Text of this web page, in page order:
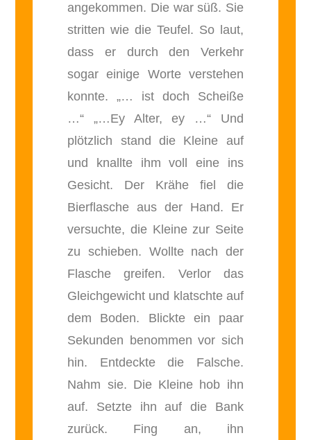
angekommen. Die war süß. Sie
stritten wie die Teufel. So laut,
dass er durch den Verkehr
sogar einige Worte verstehen
konnte. „… ist doch Scheiße
…“ „…Ey Alter, ey …“ Und
plötzlich stand die Kleine auf
und knallte ihm voll eine ins
Gesicht. Der Krähe fiel die
Bierflasche aus der Hand. Er
versuchte, die Kleine zur Seite
zu schieben. Wollte nach der
Flasche greifen. Verlor das
Gleichgewicht und klatschte auf
dem Boden. Blickte ein paar
Sekunden benommen vor sich
hin. Entdeckte die Falsche.
Nahm sie. Die Kleine hob ihn
auf. Setzte ihn auf die Bank
zurück. Fing an, ihn